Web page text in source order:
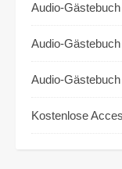
Audio-
Audio-
Audio-
Kostenlose